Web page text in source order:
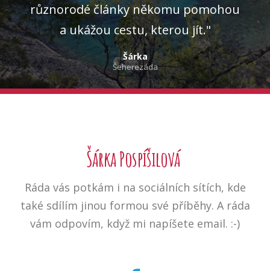
různorodé články někomu pomohou
a ukážou cestu, kterou jít."
Šárka
Šeherezáda
Šárka Pospíšilová
Ráda vás potkám i na sociálních sítích, kde
také sdílím jinou formou své příběhy. A ráda
vám odpovím, když mi napíšete email. :-)